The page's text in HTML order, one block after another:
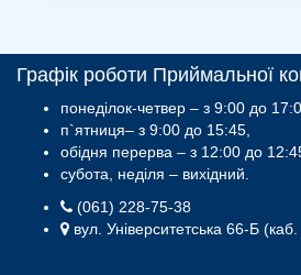
Графік роботи Приймальної
понеділок-четвер – з 9:00 до
п`ятниця– з 9:00 до 15:45,
обідня перерва – з 12:00 до
субота, неділя – вихідний.
(061) 228-75-38
вул. Університетська 66-Б